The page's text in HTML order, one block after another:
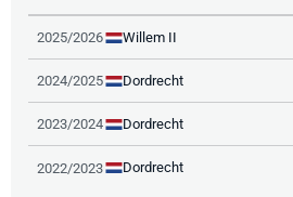
2025/2026 Willem II
2024/2025 Dordrecht
2023/2024 Dordrecht
2022/2023 Dordrecht